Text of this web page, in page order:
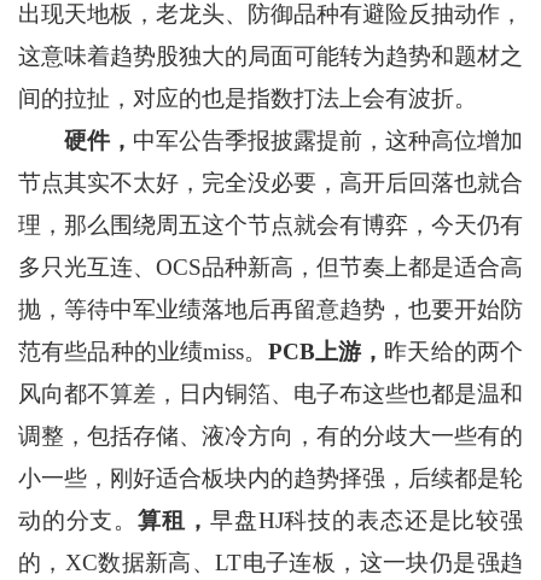
出现天地板，老龙头、防御品种有避险反抽动作，
这意味着趋势股独大的局面可能转为趋势和题材之
间的拉扯，对应的也是指数打法上会有波折。
硬件， 中军公告季报披露提前，这种高位增加
节点其实不太好，完全没必要，高开后回落也就合
理，那么围绕周五这个节点就会有博弈，今天仍有
多只光互连、OCS品种新高，但节奏上都是适合高
抛，等待中军业绩落地后再留意趋势，也要开始防
范有些品种的业绩miss。 PCB上游， 昨天给的两个
风向都不算差，日内铜箔、电子布这些也都是温和
调整，包括存储、液冷方向，有的分歧大一些有的
小一些，刚好适合板块内的趋势择强，后续都是轮
动的分支。算租， 早盘HJ科技的表态还是比较强
的，XC数据新高、LT电子连板，这一块仍是强趋